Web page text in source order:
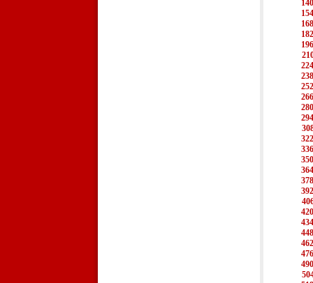
140
154
168
182
196
224
238
252
266
280
294
322
336
350
364
378
392
420
434
448
462
476
490